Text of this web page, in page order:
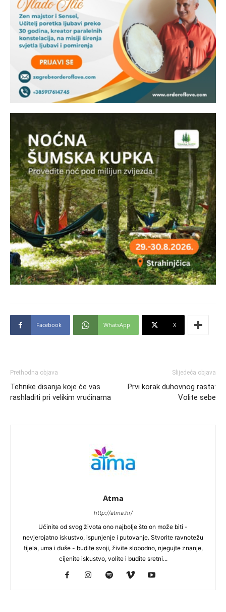
Facebook WhatsApp X
Prethodna objava
Tehnike disanja koje će vas
rashladiti pri velikim vrućinama
Slijedeća objava
Prvi korak duhovnog rasta:
Volite sebe
Atma
http://atma.hr/
Učinite od svog života ono najbolje što on može biti -
nevjerojatno iskustvo, ispunjenje i putovanje. Stvorite ravnotežu
tijela, uma i duše - budite svoji, živite slobodno, njegujte znanje,
cijenite iskustvo, volite i budite sretni...